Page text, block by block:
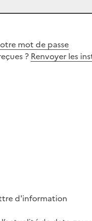
mot de passe
? Renvoyer les
d'information